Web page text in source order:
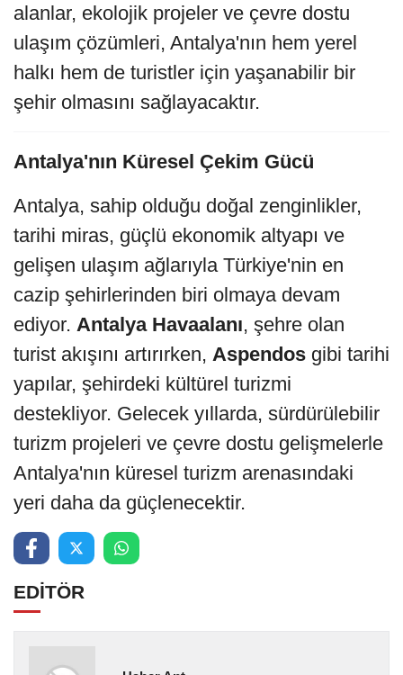
alanlar, ekolojik projeler ve çevre dostu
ulaşım çözümleri, Antalya'nın hem yerel
halkı hem de turistler için yaşanabilir bir
şehir olmasını sağlayacaktır.
Antalya'nın Küresel Çekim Gücü
Antalya, sahip olduğu doğal zenginlikler,
tarihi miras, güçlü ekonomik altyapı ve
gelişen ulaşım ağlarıyla Türkiye'nin en
cazip şehirlerinden biri olmaya devam
ediyor. Antalya Havaalanı, şehre olan
turist akışını artırırken, Aspendos gibi tarihi
yapılar, şehirdeki kültürel turizmi
destekliyor. Gelecek yıllarda, sürdürülebilir
turizm projeleri ve çevre dostu gelişmelerle
Antalya'nın küresel turizm arenasındaki
yeri daha da güçlenecektir.
EDİTÖR